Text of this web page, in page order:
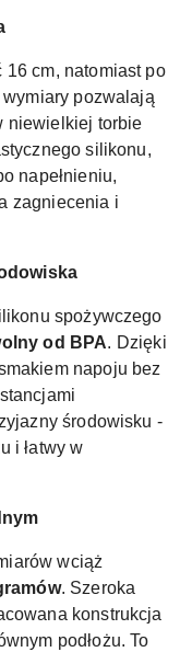
16 cm, natomiast po
wymiary pozwalają
niewielkiej torbie
silikonu,
napełnieniu,
zagniecenia i
spożywczego
od BPA. Dzięki
napoju bez
środowisku -
i łatwy w
wciąż
. Szeroka
konstrukcja
podłożu. To